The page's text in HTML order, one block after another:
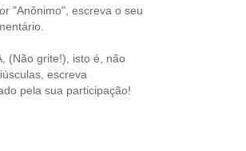
"Anônimo", escreva o seu
(Não grite!), isto é, não
escreva
pela sua participação!